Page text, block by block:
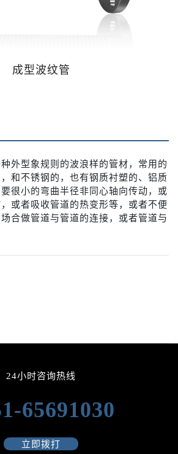
成型波纹管
外型象规则的波浪样的管材，常用的
和不锈钢的，也有钢质衬塑的、铝质
很小的弯曲半径非同心轴向传动，或
或者吸收管道的热变形等，或者不便
合做管道与管道的连接，或者管道与
24小时咨询热线
65691030
立即拨打